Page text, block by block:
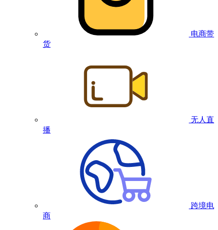
电商带
货
无人直
播
跨境电
商